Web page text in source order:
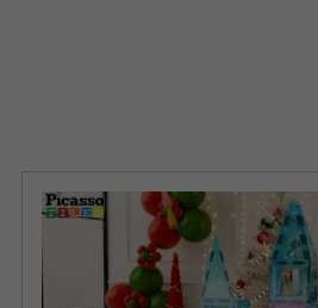
Puzzels
Speelgoed
Dansk
Norsk